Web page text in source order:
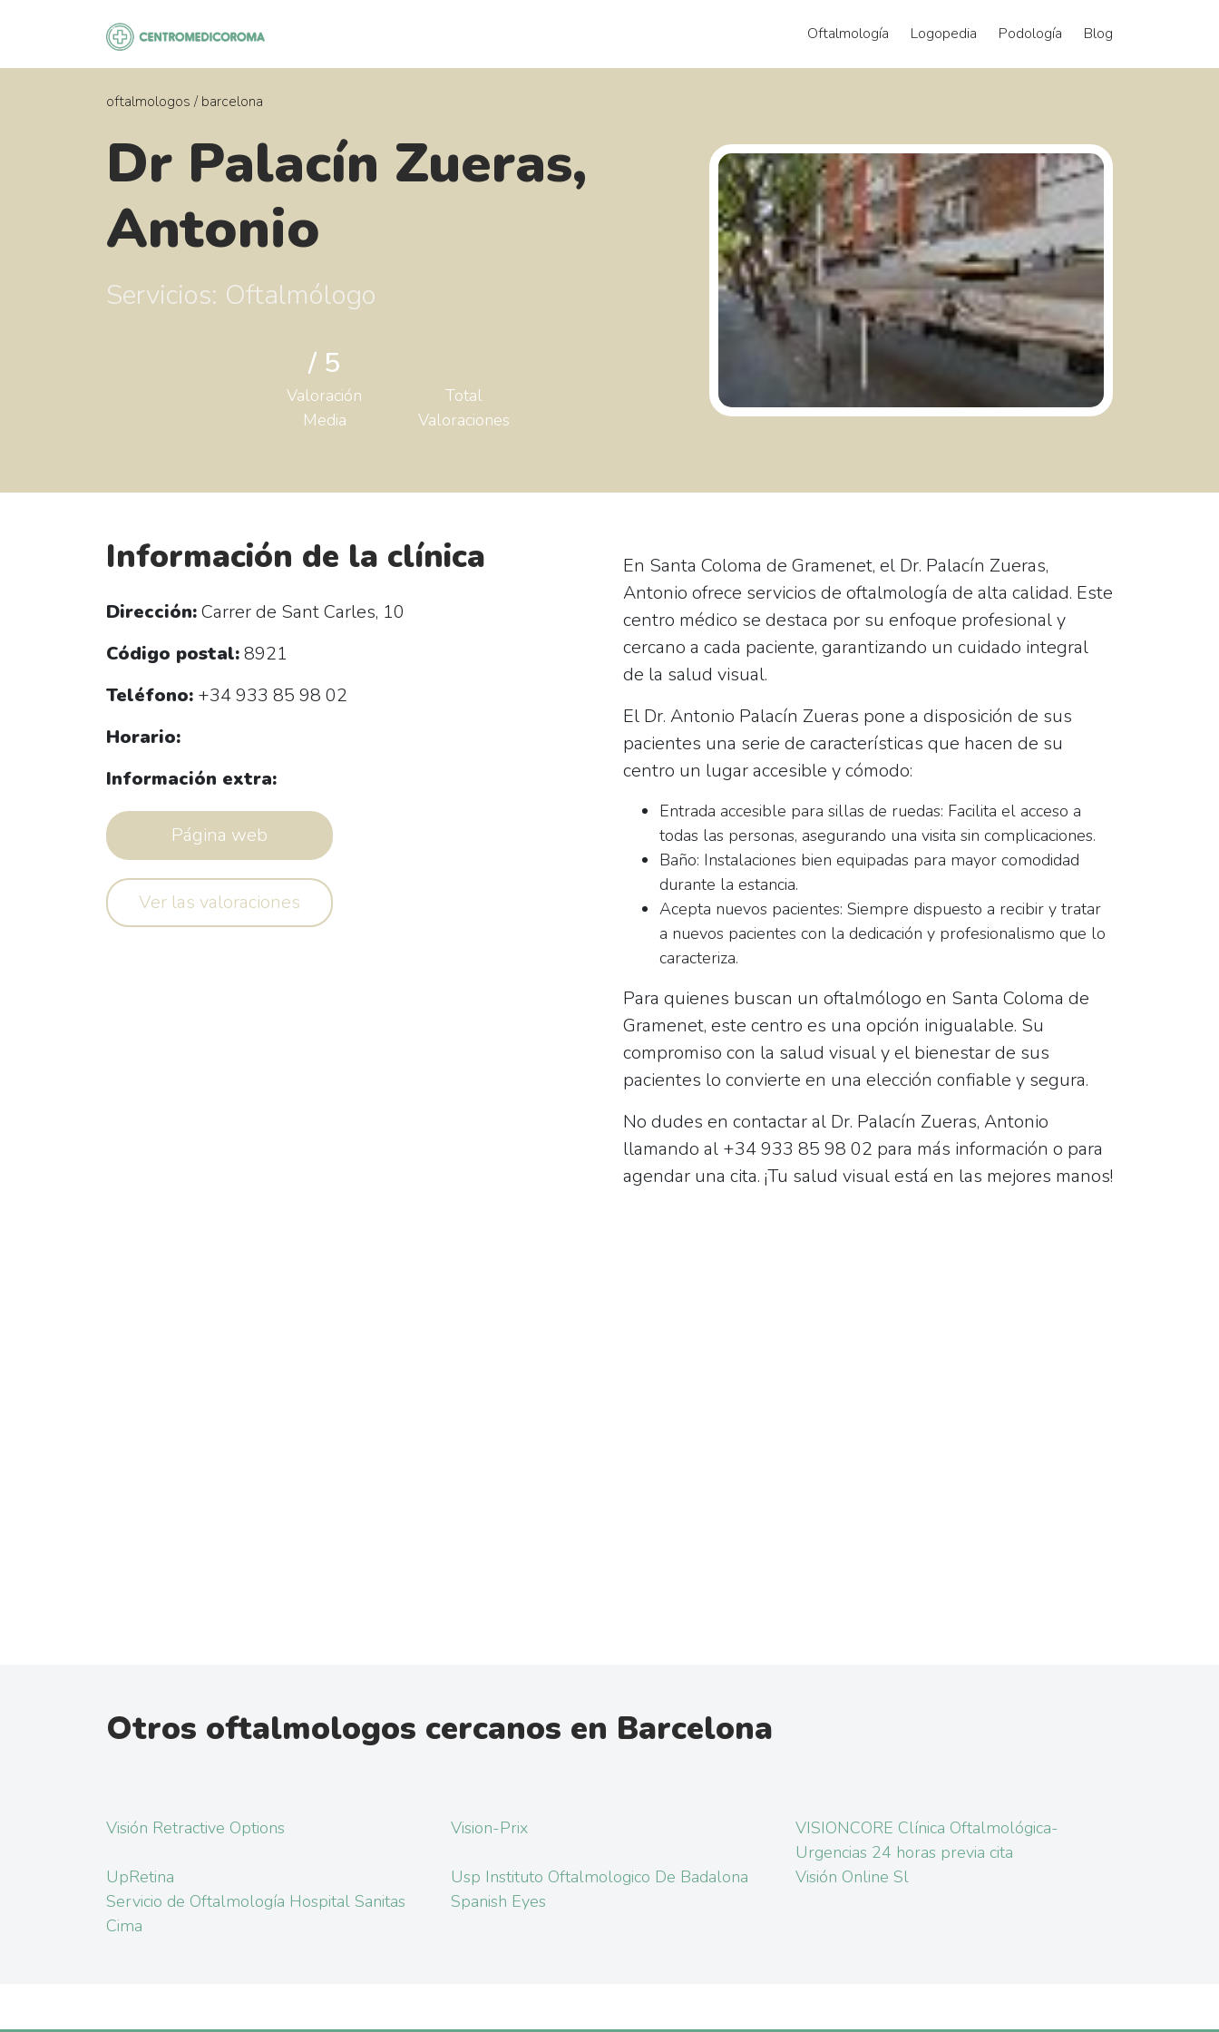
Oftalmología Logopedia Podología Blog
oftalmologos / barcelona
Dr Palacín Zueras,
Antonio
Servicios: Oftalmólogo
/ 5
Valoración
Media
Total
Valoraciones
Información de la clínica
Dirección:Carrer de Sant Carles, 10
Código postal:8921
Teléfono: +34 933 85 98 02
Horario:
Información extra:
Página web
Ver las valoraciones
En Santa Coloma de Gramenet, el Dr. Palacín Zueras,
Antonio ofrece servicios de oftalmología de alta calidad. Este
centro médico se destaca por su enfoque profesional y
cercano a cada paciente, garantizando un cuidado integral
de la salud visual.
El Dr. Antonio Palacín Zueras pone a disposición de sus
pacientes una serie de características que hacen de su
centro un lugar accesible y cómodo:
Entrada accesible para sillas de ruedas: Facilita el acceso a
todas las personas, asegurando una visita sin complicaciones.
Baño: Instalaciones bien equipadas para mayor comodidad
durante la estancia.
Acepta nuevos pacientes: Siempre dispuesto a recibir y tratar
a nuevos pacientes con la dedicación y profesionalismo que lo
caracteriza.
Para quienes buscan un oftalmólogo en Santa Coloma de
Gramenet, este centro es una opción inigualable. Su
compromiso con la salud visual y el bienestar de sus
pacientes lo convierte en una elección confiable y segura.
No dudes en contactar al Dr. Palacín Zueras, Antonio
llamando al +34 933 85 98 02 para más información o para
agendar una cita. ¡Tu salud visual está en las mejores manos!
Otros oftalmologos cercanos en Barcelona
Visión Retractive Options Vision-Prix
VISIONCORE Clínica Oftalmológica-
Urgencias 24 horas previa cita
UpRetina
Usp Instituto Oftalmologico De Badalona
Visión Online Sl
Servicio de Oftalmología Hospital Sanitas
Cima
Spanish Eyes